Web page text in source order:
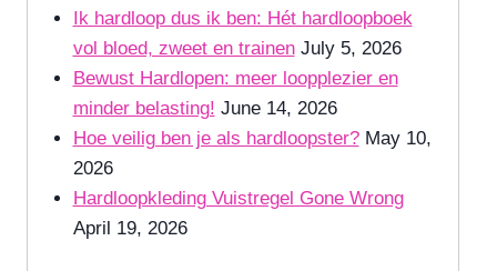
Ik hardloop dus ik ben: Hét hardloopboek
vol bloed, zweet en trainen July 5, 2026
Bewust Hardlopen: meer loopplezier en
minder belasting! June 14, 2026
Hoe veilig ben je als hardloopster? May 10,
2026
Hardloopkleding Vuistregel Gone Wrong
April 19, 2026